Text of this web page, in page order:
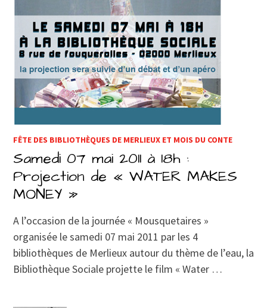
FÊTE DES BIBLIOTHÈQUES DE MERLIEUX ET MOIS DU CONTE
Samedi 07 mai 2011 à 18h :
Projection de « WATER MAKES
MONEY »
A l’occasion de la journée « Mousquetaires »
organisée le samedi 07 mai 2011 par les 4
bibliothèques de Merlieux autour du thème de l’eau, la
Bibliothèque Sociale projette le film « Water …